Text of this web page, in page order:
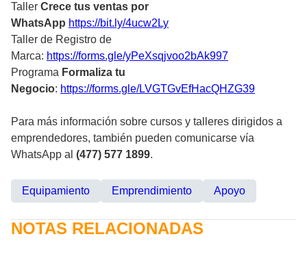
Taller Crece tus ventas por
WhatsApp https://bit.ly/4ucw2Ly
Taller de Registro de
Marca: https://forms.gle/yPeXsqjvoo2bAk997
Programa Formaliza tu
Negocio: https://forms.gle/LVGTGvEfHacQHZG39
Para más información sobre cursos y talleres dirigidos a
emprendedores, también pueden comunicarse vía
WhatsApp al (477) 577 1899.
Equipamiento Emprendimiento Apoyo
NOTAS RELACIONADAS